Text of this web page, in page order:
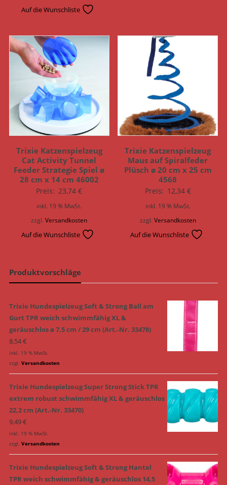
Auf die Wunschliste
Trixie Katzenspielzeug
Cat Activity Tunnel
Feeder Strategie Spiel ø
28 cm x 14 cm 46002
Preis: 23,74€
inkl. 19 % MwSt.
zzgl.Versandkosten
Auf die Wunschliste
Trixie Katzenspielzeug
Maus auf Spiralfeder
Plüsch ø 20 cm x 25 cm
4568
Preis: 12,34 €
inkl. 19 % MwSt.
zzgl. Versandkosten
Auf die Wunschliste
Produktvorschläge
Trixie Hundespielzeug Soft & Strong Ball am
Gurt TPR weich schwimmfähig XL &
geräuschlos ø 7,5 cm / 29 cm (Art.-Nr. 33478)
8,54€
inkl. 19 % MwSt.
zzgl. Versandkosten
Trixie Hundespielzeug Super Strong Stick TPR
extrem robust schwimmfähig XL & geräuschlos
22,2 cm (Art.-Nr. 33470)
9,49€
inkl. 19 % MwSt.
zzgl. Versandkosten
Trixie Hundespielzeug Soft & Strong Hantel
TPR weich schwimmfähig & geräuschlos 14,5